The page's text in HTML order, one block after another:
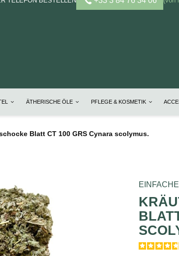
ÄTHERISCHE ÖLE PFLEGE & KOSMETIK
Blatt CT 100 GRS Cynara scolymus.